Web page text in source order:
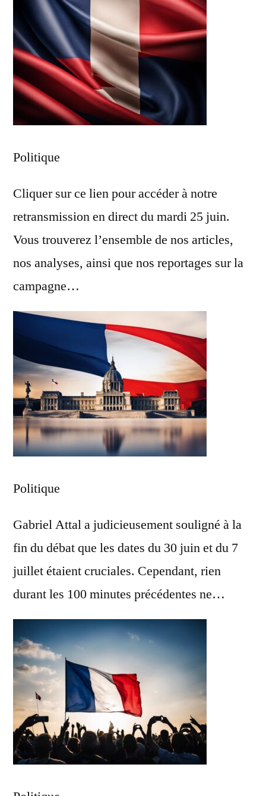
Politique
Cliquer sur ce lien pour accéder à notre
retransmission en direct du mardi 25 juin.
Vous trouverez l’ensemble de nos articles,
nos analyses, ainsi que nos reportages sur la
campagne…
Politique
Gabriel Attal a judicieusement souligné à la
fin du débat que les dates du 30 juin et du 7
juillet étaient cruciales. Cependant, rien
durant les 100 minutes précédentes ne…